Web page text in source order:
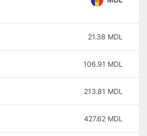
21.38 MDL
106.91 MDL
213.81 MDL
427.62 MDL